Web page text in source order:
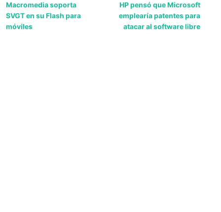
Macromedia soporta
SVGT en su Flash para
móviles
HP pensó que Microsoft
emplearía patentes para
atacar al software libre